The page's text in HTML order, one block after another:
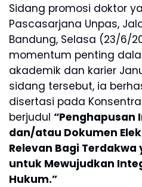
Sidang promosi doktor
Pascasarjana Unpas,
Bandung, Selasa (23/6/
momentum penting
akademik dan karier
sidang tersebut, ia
disertasi pada
berjudul “Penghapusan
dan/atau Dokumen
Relevan Bagi
untuk Mewujudkan
Hukum.”